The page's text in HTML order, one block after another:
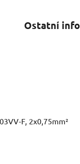
Ostatní
F, 2x0,75mm²